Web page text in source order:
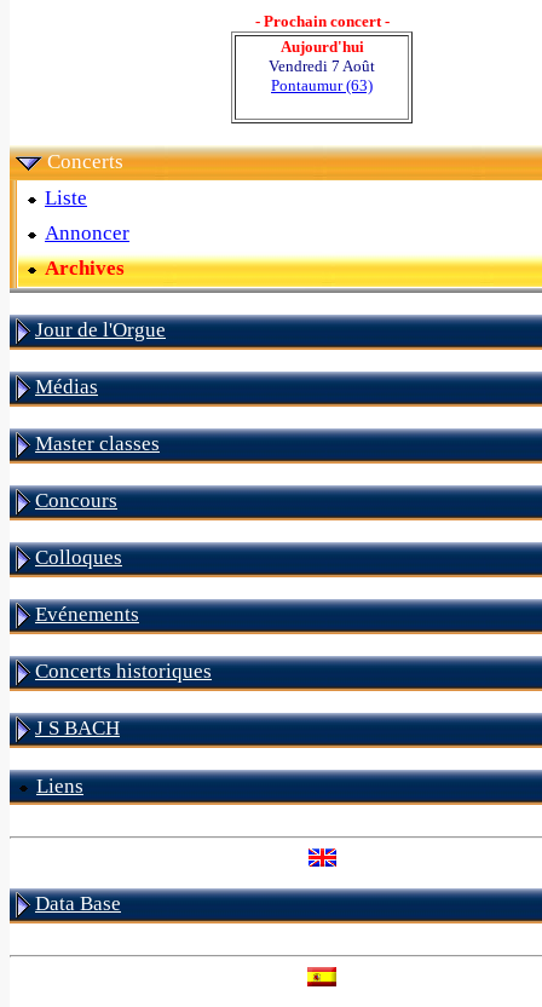
- Prochain concert -
Aujourd'hui
Vendredi 7 Août
Pontaumur (63)
Concerts
Liste
Annoncer
Archives
Jour de l'Orgue
Médias
Master classes
Concours
Colloques
Evénements
Concerts historiques
J S BACH
Liens
Data Base